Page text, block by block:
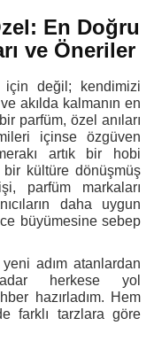
En Doğru
ve Öneriler
için değil; kendimizi
akılda kalmanın en
parfüm, özel anıları
içinse özgüven
artık bir hobi
bir kültüre dönüşmüş
parfüm markaları
daha uygun
büyümesine sebep
adım atanlardan
herkese yol
hazırladım. Hem
farklı tarzlara göre